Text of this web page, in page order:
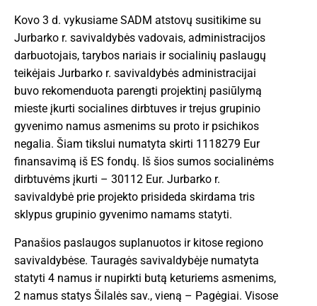
Kovo 3 d. vykusiame SADM atstovų susitikime su
Jurbarko r. savivaldybės vadovais, administracijos
darbuotojais, tarybos nariais ir socialinių paslaugų
teikėjais Jurbarko r. savivaldybės administracijai
buvo rekomenduota parengti projektinį pasiūlymą
mieste įkurti socialines dirbtuves ir trejus grupinio
gyvenimo namus asmenims su proto ir psichikos
negalia. Šiam tikslui numatyta skirti 1118279 Eur
finansavimą iš ES fondų. Iš šios sumos socialinėms
dirbtuvėms įkurti – 30112 Eur. Jurbarko r.
savivaldybė prie projekto prisideda skirdama tris
sklypus grupinio gyvenimo namams statyti.
Panašios paslaugos suplanuotos ir kitose regiono
savivaldybėse. Tauragės savivaldybėje numatyta
statyti 4 namus ir nupirkti butą keturiems asmenims,
2 namus statys Šilalės sav., vieną – Pagėgiai. Visose